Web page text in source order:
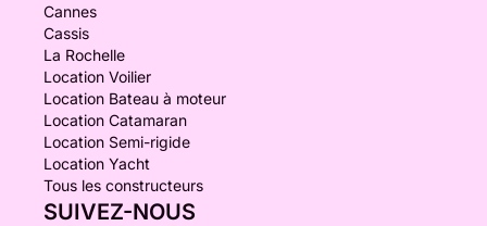
Cannes
Cassis
La Rochelle
Location Voilier
Location Bateau à moteur
Location Catamaran
Location Semi-rigide
Location Yacht
Tous les constructeurs
SUIVEZ-NOUS